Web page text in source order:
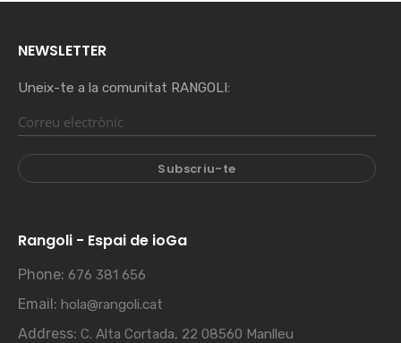
NEWSLETTER
Uneix-te a la comunitat RANGOLI:
Rangoli - Espai de ioGa
Phone: 676 381 656
Email: hola@rangoli.cat
Address: C. Alta Cortada, 22 08560 Manlleu